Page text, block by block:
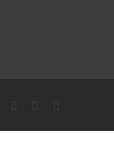
Facebook
TwitterInstagram